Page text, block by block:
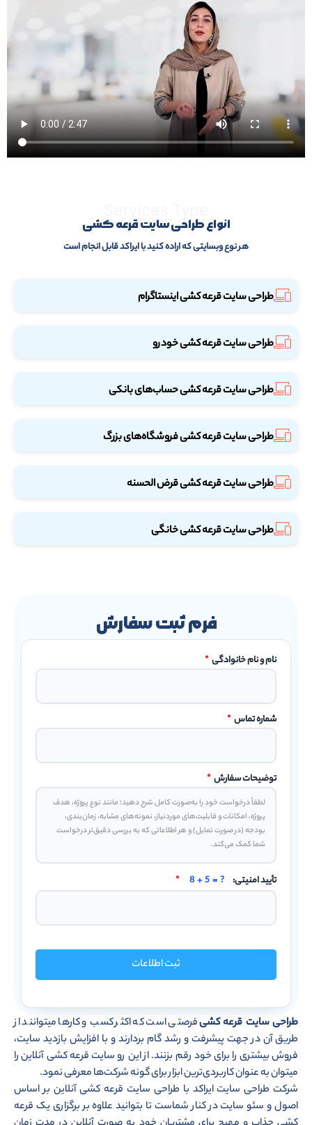
انواع طراحی سایت قرعه کشی
هر نوع وبسایتی که اراده کنید با ایراکد قابل انجام است
طراحی سایت قرعه کشی اینستاگرام
طراحی سایت قرعه کشی خودرو
طراحی سایت قرعه کشی حساب‌های بانکی
طراحی سایت قرعه کشی فروشگاه‌های بزرگ
طراحی سایت قرعه کشی قرض الحسنه
طراحی سایت قرعه کشی خانگی
فرم ثبت سفارش
نام و نام خانوادگی *
شماره تماس *
توضیحات سفارش *
تأیید امنیتی: 8 + 5 = ?
*
ثبت اطلاعات
طراحی سایت قرعه کشیفرصتی است که اکثر کسب و کارها میتوانند از
طریق آن در جهت پیشرفت و رشد گام بردارند و با افزایش بازدید سایت،
فروش بیشتری را برای خود رقم بزنند. از این رو سایت قرعه کشی آنلاین را
میتوان به عنوان کاربردی‌ترین ابزار برای گونه شرکت‌ها معرفی نمود.
شرکت طراحی سایت ایراکد با طراحی سایت قرعه کشی آنلاین بر اساس
اصول و سئو سایت در کنار شماست تا بتوانید علاوه بر برگزاری یک قرعه